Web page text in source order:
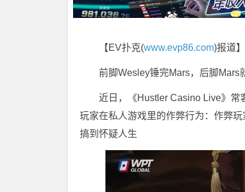
【EV扑克(www.evp86.com)报道】
前脚Wesley锤完Mars，后脚Mars
近日，《Hustler Casino Live》常
玩家在私人游戏里的作弊行为：作弊玩
搞到怀疑人生